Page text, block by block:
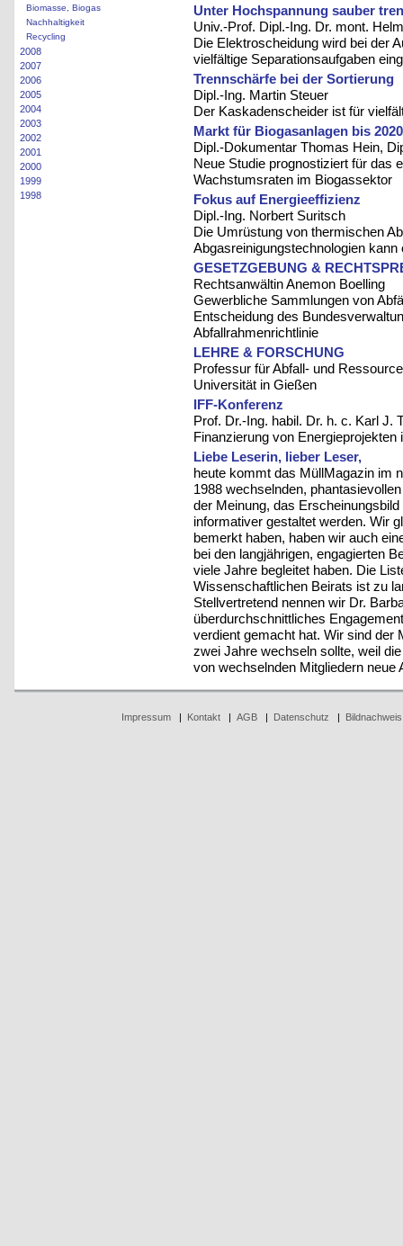
Biomasse, Biogas
Nachhaltigkeit
Recycling
2008
2007
2006
2005
2004
2003
2002
2001
2000
1999
1998
Unter Hochspannung sauber
Univ.-Prof. Dipl.-Ing. Dr. mont.
Die Elektroscheidung wird bei der
vielfältige Separationsaufgaben
Trennschärfe bei der Sortierung
Dipl.-Ing. Martin Steuer
Der Kaskadenscheider ist für
Markt für Biogasanlagen bis 2020
Dipl.-Dokumentar Thomas Hein,
Neue Studie prognostiziert für das
Wachstumsraten im Biogassektor
Fokus auf Energieeffizienz
Dipl.-Ing. Norbert Suritsch
Die Umrüstung von thermischen
Abgasreinigungstechnologien
GESETZGEBUNG &
Rechtsanwältin Anemon Boelling
Gewerbliche Sammlungen von
Entscheidung des
Abfallrahmenrichtlinie
LEHRE & FORSCHUNG
Professur für Abfall- und
Universität in Gießen
IFF-Konferenz
Prof. Dr.-Ing. habil. Dr. h. c. Karl J.
Finanzierung von
Liebe Leserin, lieber Leser,
heute kommt das MüllMagazin im
1988 wechselnden,
der Meinung, das
informativer gestaltet werden. Wir
bemerkt haben, haben wir auch
bei den langjährigen, engagierten
viele Jahre begleitet haben. Die
Wissenschaftlichen Beirats ist zu
Stellvertretend nennen wir Dr.
überdurchschnittliches
verdient gemacht hat. Wir sind der
zwei Jahre wechseln sollte, weil
von wechselnden Mitgliedern neue
Impressum| Kontakt| AGB| Datenschutz Bildnachweis